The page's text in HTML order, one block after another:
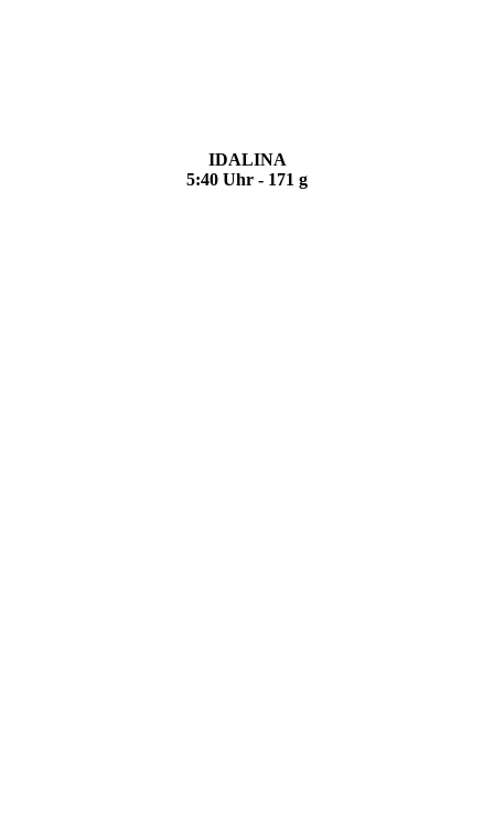
IDALINA
5:40 Uhr - 171 g